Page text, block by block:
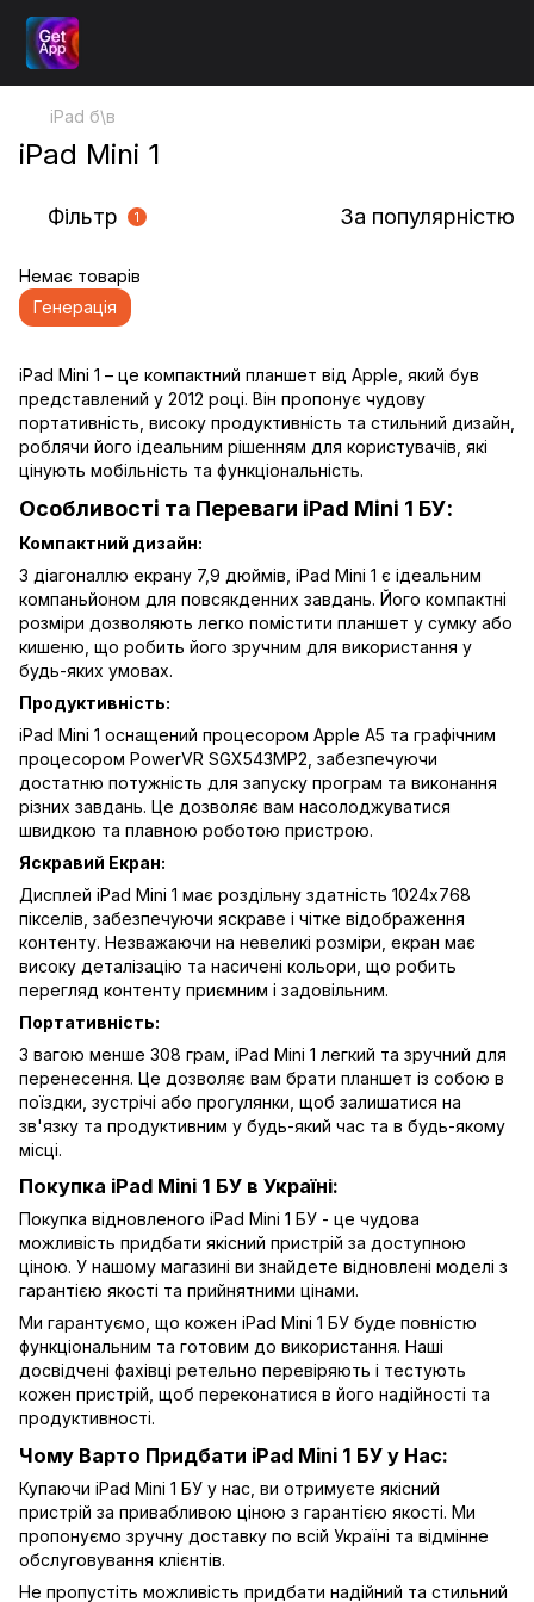
iPad б\в
iPad Mini 1
Фільтр 1 За популярністю
Немає товарів
iPad Mini 1 – це компактний планшет від Apple, який був
представлений у 2012 році. Він пропонує чудову
портативність, високу продуктивність та стильний дизайн,
роблячи його ідеальним рішенням для користувачів, які
цінують мобільність та функціональність.
Особливості та Переваги iPad Mini 1 БУ:
Компактний дизайн:
З діагоналлю екрану 7,9 дюймів, iPad Mini 1 є ідеальним
компаньйоном для повсякденних завдань. Його компактні
розміри дозволяють легко помістити планшет у сумку або
кишеню, що робить його зручним для використання у
будь-яких умовах.
Продуктивність:
iPad Mini 1 оснащений процесором Apple A5 та графічним
процесором PowerVR SGX543MP2, забезпечуючи
достатню потужність для запуску програм та виконання
різних завдань. Це дозволяє вам насолоджуватися
швидкою та плавною роботою пристрою.
Яскравий Екран:
Дисплей iPad Mini 1 має роздільну здатність 1024x768
пікселів, забезпечуючи яскраве і чітке відображення
контенту. Незважаючи на невеликі розміри, екран має
високу деталізацію та насичені кольори, що робить
перегляд контенту приємним і задовільним.
Портативність:
З вагою менше 308 грам, iPad Mini 1 легкий та зручний для
перенесення. Це дозволяє вам брати планшет із собою в
поїздки, зустрічі або прогулянки, щоб залишатися на
зв'язку та продуктивним у будь-який час та в будь-якому
місці.
Покупка iPad Mini 1 БУ в Україні:
Покупка відновленого iPad Mini 1 БУ - це чудова
можливість придбати якісний пристрій за доступною
ціною. У нашому магазині ви знайдете відновлені моделі з
гарантією якості та прийнятними цінами.
Ми гарантуємо, що кожен iPad Mini 1 БУ буде повністю
функціональним та готовим до використання. Наші
досвідчені фахівці ретельно перевіряють і тестують
кожен пристрій, щоб переконатися в його надійності та
продуктивності.
Чому Варто Придбати iPad Mini 1 БУ у Нас:
Купаючи iPad Mini 1 БУ у нас, ви отримуєте якісний
пристрій за привабливою ціною з гарантією якості. Ми
пропонуємо зручну доставку по всій Україні та відмінне
обслуговування клієнтів.
Не пропустіть можливість придбати надійний та стильний
Генерація